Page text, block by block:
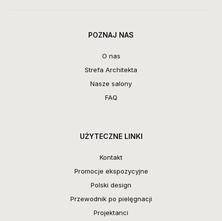
POZNAJ NAS
O nas
Strefa Architekta
Nasze salony
FAQ
UŻYTECZNE LINKI
Kontakt
Promocje ekspozycyjne
Polski design
Przewodnik po pielęgnacji
Projektanci